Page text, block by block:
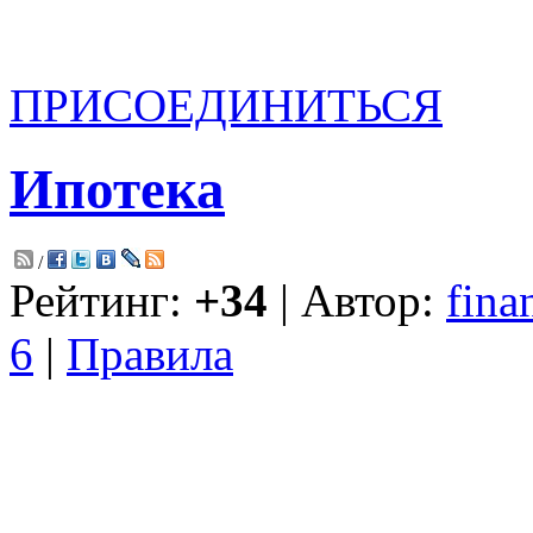
ПРИСОЕДИНИТЬСЯ
Ипотека
/
Рейтинг: +34 | Автор:
6 | Правила